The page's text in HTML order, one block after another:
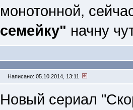
монотонной,
семейку" начну
Написано: 05.10.2014, 13:11
Новый сериал